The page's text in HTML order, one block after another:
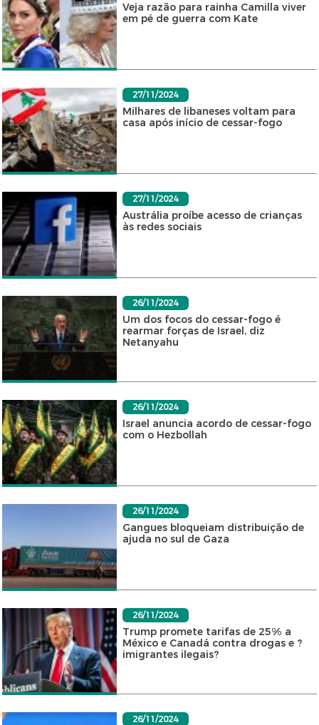
Veja razão para rainha Camilla viver
em pé de guerra com Kate
27/11/2024
Milhares de libaneses voltam para
casa após início de cessar-fogo
27/11/2024
Austrália proíbe acesso de crianças
às redes sociais
26/11/2024
Um dos focos do cessar-fogo é
rearmar forças de Israel, diz
Netanyahu
26/11/2024
Israel anuncia acordo de cessar-fogo
com o Hezbollah
26/11/2024
Gangues bloqueiam distribuição de
ajuda no sul de Gaza
26/11/2024
Trump promete tarifas de 25% a
México e Canadá contra drogas e ?
imigrantes ilegais?
26/11/2024